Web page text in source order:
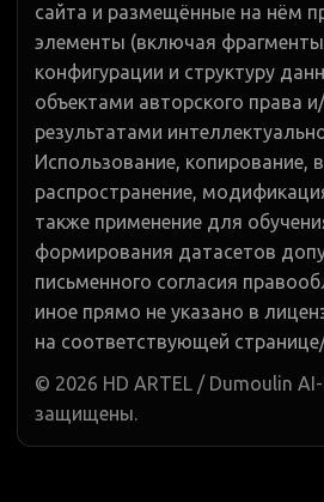
сайта и размещённые на нём
элементы (включая
конфигурации и структуру
объектами авторского права
результатами
Использование, копирование,
распространение,
также применение для
формирования датасетов
письменного согласия
иное прямо не указано в
на соответствующей
© 2026 HD ARTEL / Dumoulin
защищены.